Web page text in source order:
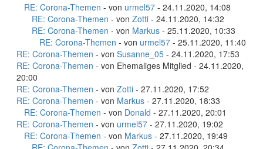
RE: Corona-Themen - von urmel57 - 24.11.2020, 14:08
RE: Corona-Themen - von Zotti - 24.11.2020, 14:32
RE: Corona-Themen - von Markus - 25.11.2020, 10:33
RE: Corona-Themen - von urmel57 - 25.11.2020, 11:40
RE: Corona-Themen - von Susanne_05 - 24.11.2020, 17:53
RE: Corona-Themen - von Ehemaliges Mitglied - 24.11.2020,
20:00
RE: Corona-Themen - von Zotti - 27.11.2020, 17:52
RE: Corona-Themen - von Markus - 27.11.2020, 18:33
RE: Corona-Themen - von Donald - 27.11.2020, 20:01
RE: Corona-Themen - von urmel57 - 27.11.2020, 19:02
RE: Corona-Themen - von Markus - 27.11.2020, 19:49